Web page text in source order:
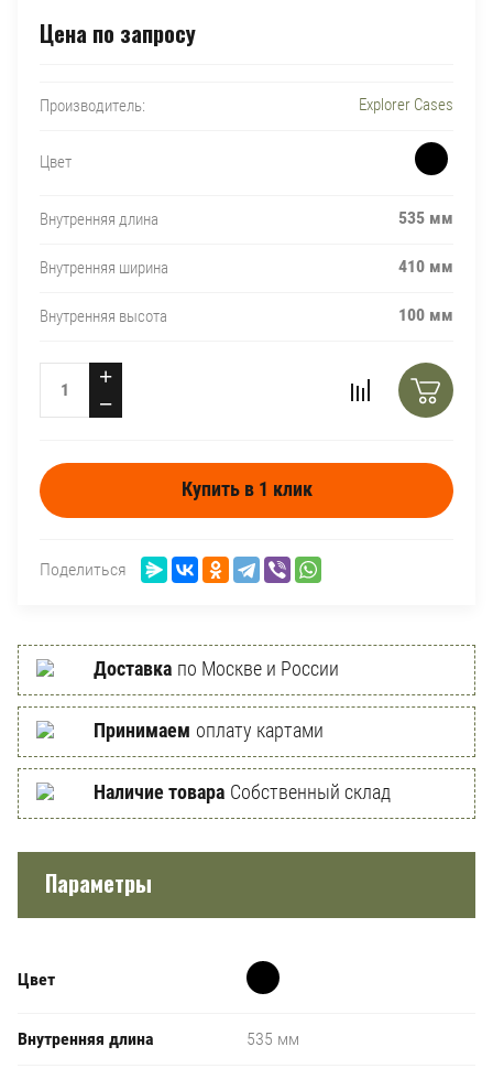
Цена по запросу
Производитель: Explorer Cases
Цвет
Внутренняя длина 535 мм
Внутренняя ширина 410 мм
Внутренняя высота 100 мм
+
−
Купить в 1 клик
Поделиться
Доставка по Москве и России
Принимаем оплату картами
Наличие товара Собственный склад
Параметры
Цвет
Внутренняя длина 535 мм